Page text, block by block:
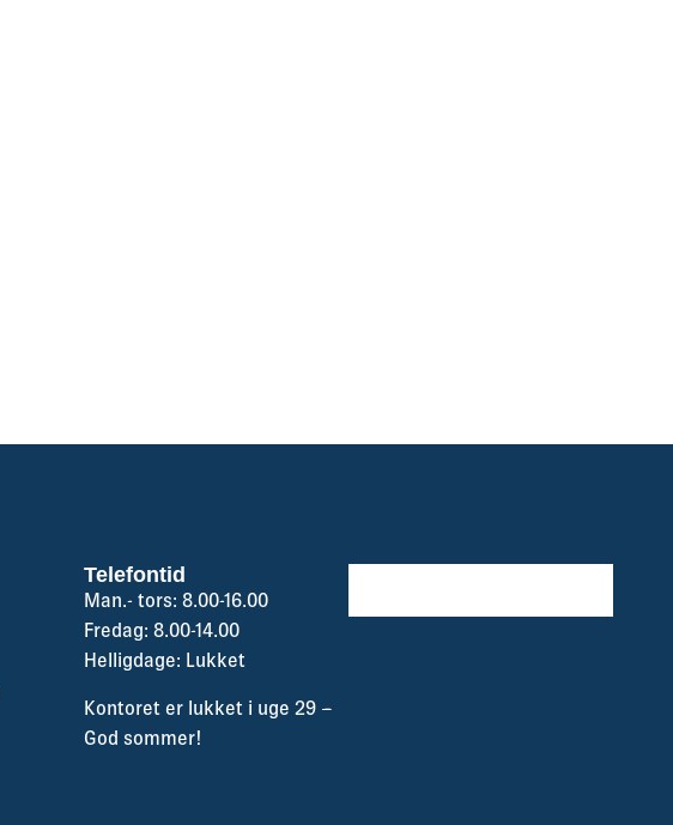
Telefontid
Man.- tors: 8.00-16.00
Fredag: 8.00-14.00
Helligdage: Lukket
Kontoret er lukket i uge 29 –
God sommer!